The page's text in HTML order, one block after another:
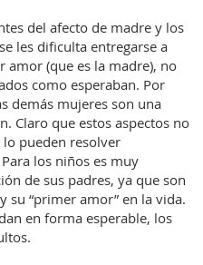
del afecto de madre y los
les dificulta entregarse a
amor (que es la madre), no
como esperaban. Por
demás mujeres son una
Claro que estos aspectos no
pueden resolver
los niños es muy
de sus padres, ya que son
su “primer amor” en la vida.
en forma esperable, los